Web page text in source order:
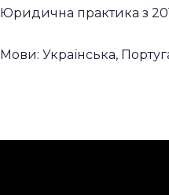
Юридична практика з
Мови: Українська,